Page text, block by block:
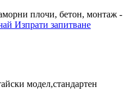
плочи, бетон, монтаж -
Изпрати запитване
модел,стандартен